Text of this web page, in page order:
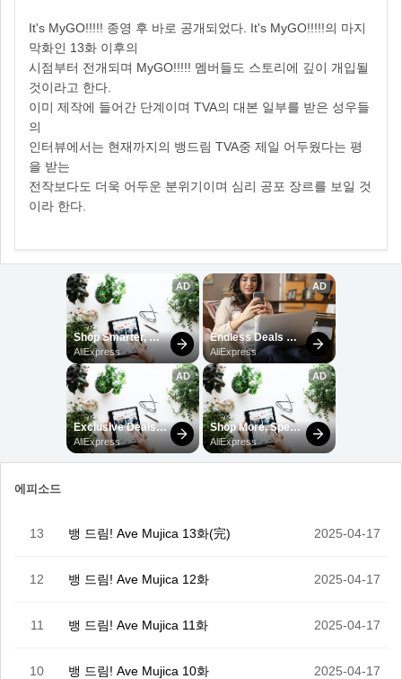
It's MyGO!!!!! 종영 후 바로 공개되었다. It's MyGO!!!!!의 마지
막화인 13화 이후의
시점부터 전개되며 MyGO!!!!! 멤버들도 스토리에 깊이 개입될
것이라고 한다.
이미 제작에 들어간 단계이며 TVA의 대본 일부를 받은 성우들
의
인터뷰에서는 현재까지의 뱅드림 TVA중 제일 어두웠다는 평
을 받는
전작보다도 더욱 어두운 분위기이며 심리 공포 장르를 보일 것
이라 한다.
에피소드
13 뱅 드림! Ave Mujica 13화(完) 2025-04-17
12 뱅 드림! Ave Mujica 12화 2025-04-17
11 뱅 드림! Ave Mujica 11화 2025-04-17
10 뱅 드림! Ave Mujica 10화 2025-04-17